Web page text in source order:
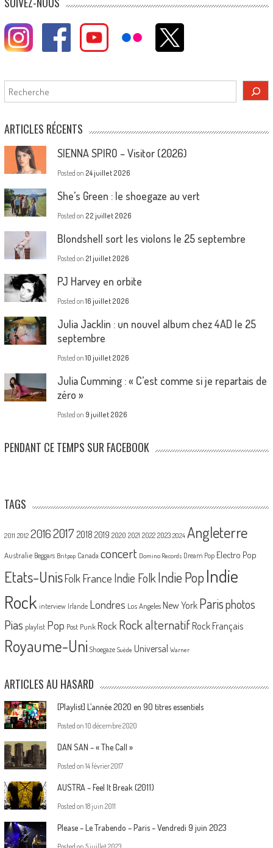
Rechercher
ARTICLES RÉCENTS
SIENNA SPIRO – Visitor (2026)
Posted on 24 juillet 2026
She’s Green : le shoegaze au vert
Posted on 22 juillet 2026
Blondshell sort les violons le 25 septembre
Posted on 21 juillet 2026
PJ Harvey en orbite
Posted on 16 juillet 2026
Julia Jacklin : un nouvel album chez 4AD le 25
septembre
Posted on 10 juillet 2026
Julia Cumming : « C’est comme si je repartais de
zéro »
Posted on 9 juillet 2026
PENDANT CE TEMPS SUR FACEBOOK
TAGS
2011 2012 20162017 2018 2019 2020 2021 2022 2023 2024 Angleterre
Australie Beggars Britpop Canada concert Domino Records Dream Pop Electro Pop
Etats-UnisFolk France Indie FolkIndie PopIndie
Rock interview Irlande Londres Los Angeles New York Parisphotos
Pias playlist Pop Post Punk Rock Rock alternatif Rock Français
Royaume-Uni Shoegaze Suède Universal Warner
ARTICLES AU HASARD
[Playlist] L’année 2020 en 90 titres essentiels
Posted on 10 décembre 2020
DAN SAN – « The Call »
Posted on 14 février 2017
AUSTRA – Feel It Break (2011)
Posted on 18 juin 2011
Please – Le Trabendo – Paris – Vendredi 9 juin 2023